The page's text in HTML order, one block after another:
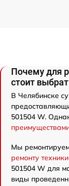
Почему для
стоит
В Челябинске
501504 W.
Мы
ремонту
501504 W для
виды